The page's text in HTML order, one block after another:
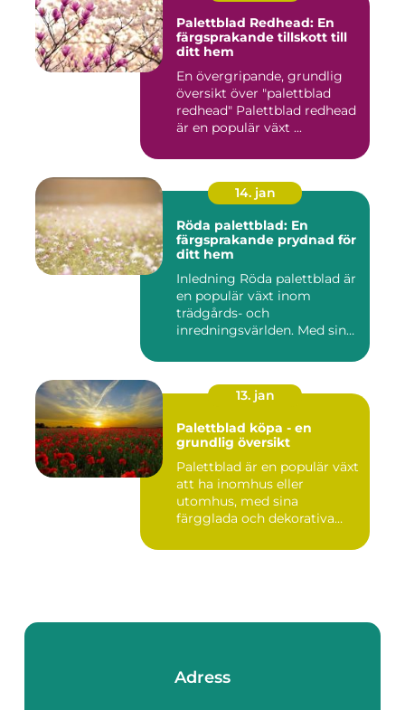
Palettblad Redhead: En
färgsprakande tillskott till
ditt hem
En övergripande, grundlig
översikt över "palettblad
redhead" Palettblad redhead
är en populär växt ...
14. jan
Röda palettblad: En
färgsprakande prydnad för
ditt hem
Inledning Röda palettblad är
en populär växt inom
trädgårds- och
inredningsvärlden. Med sina
13. jan
Palettblad köpa - en
grundlig översikt
Palettblad är en populär växt
att ha inomhus eller
utomhus, med sina
färgglada och dekorativa
Adress